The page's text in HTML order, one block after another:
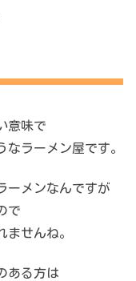
意味で
ラーメン屋です。
ーメンなんですが
で
せんね。
ある方は